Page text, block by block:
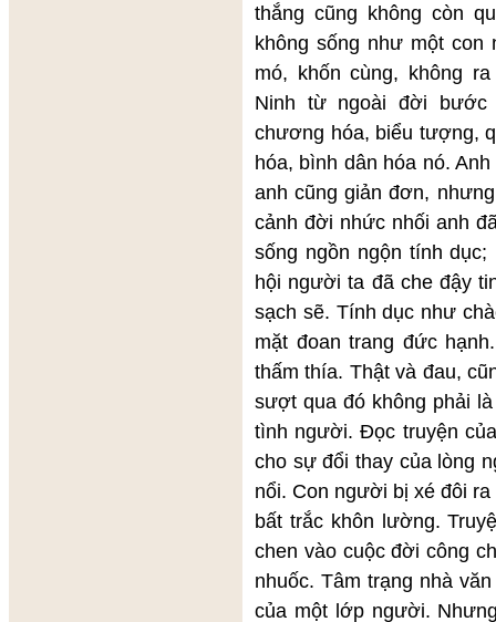
thắng cũng không còn
không sống như một
mó, khốn cùng, không
Ninh từ ngoài đời bước
chương hóa, biểu tượng,
hóa, bình dân hóa nó.
anh cũng giản đơn,
cảnh đời nhức nhối anh
sống ngồn ngộn tính
hội người ta đã che đậy
sạch sẽ. Tính dục như
mặt đoan trang đức
thấm thía. Thật và đau,
sượt qua đó không phải
tình người. Đọc truyện
cho sự đổi thay của lòng
nổi. Con người bị xé đôi
bất trắc khôn lường.
chen vào cuộc đời công
nhuốc. Tâm trạng nhà
của một lớp người.